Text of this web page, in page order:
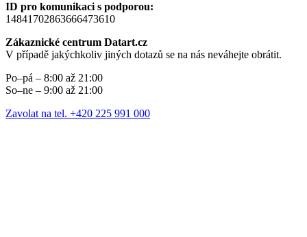
ID pro komunikaci s podporou:
14841702863666473610
Zákaznické centrum Datart.cz
V případě jakýchkoliv jiných dotazů se na nás neváhejte obrátit.
Po–pá – 8:00 až 21:00
So–ne – 9:00 až 21:00
Zavolat na tel. +420 225 991 000